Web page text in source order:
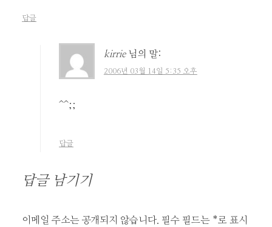
답글
kirrie 님의 말:
2006년 03월 14일 5:35 오후
^^;;
답글
답글 남기기
이메일 주소는 공개되지 않습니다. 필수 필드는 * 로 표시